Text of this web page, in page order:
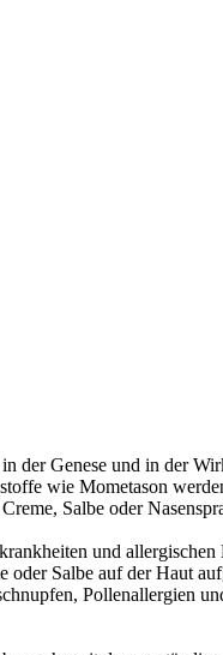
der Genese und in der
wie Mometason
Salbe oder
und
Salbe auf der Haut
Pollenallergien